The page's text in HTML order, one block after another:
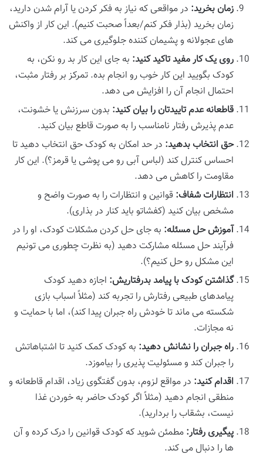
زمان بخرید: در مواقعی که نیاز به فکر کردن یا آرام شدن دارید،
زمان بخرید (بذار فکر کنم/بعداً صحبت کنیم). این کار از واکنش
های عجولانه و پشیمان کننده جلوگیری می کند.
روی یک کار مفید تاکید کنید: به جای این کار بد رو نکن، به
کودک بگویید این کار خوب رو انجام بده. تمرکز بر رفتار مثبت،
احتمال انجام آن را افزایش می دهد.
قاطعانه عدم تاییدتان را بیان کنید: بدون سرزنش یا خشونت،
عدم پذیرش رفتار نامناسب را به صورت قاطع بیان کنید.
حق انتخاب بدهید: در حد امکان به کودک حق انتخاب دهید تا
احساس کنترل کند (لباس آبی رو می پوشی یا قرمز؟). این کار
مقاومت را کاهش می دهد.
انتظارات شفاف: قوانین و انتظارات را به صورت واضح و
مشخص بیان کنید (کفشاتو باید کنار در بذاری).
آموزش حل مسئله: به جای حل کردن مشکلات کودک، او را در
فرآیند حل مسئله مشارکت دهید (به نظرت چطوری می تونیم
این مشکل رو حل کنیم؟).
گذاشتن کودک با پیامد بدرفتاریش: اجازه دهید کودک
پیامدهای طبیعی رفتارش را تجربه کند (مثلاً اسباب بازی
شکسته می ماند تا خودش راه جبران پیدا کند)، اما با حمایت و
نه مجازات.
راه جبران را نشانش دهید: به کودک کمک کنید تا اشتباهاتش
را جبران کند و مسئولیت پذیری را بیاموزد.
اقدام کنید: در مواقع لزوم، بدون گفتگوی زیاد، اقدام قاطعانه و
منطقی انجام دهید (مثلاً اگر کودک حاضر به خوردن غذا
نیست، بشقاب را بردارید).
پیگیری رفتار: مطمئن شوید که کودک قوانین را درک کرده و آن
ها را دنبال می کند.